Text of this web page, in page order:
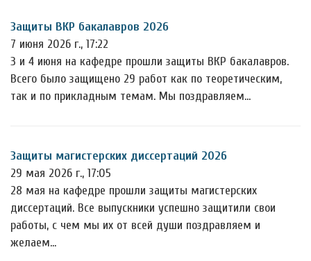
Защиты ВКР бакалавров 2026
7 июня 2026 г., 17:22
3 и 4 июня на кафедре прошли защиты ВКР бакалавров.
Всего было защищено 29 работ как по теоретическим,
так и по прикладным темам. Мы поздравляем…
Защиты магистерских диссертаций 2026
29 мая 2026 г., 17:05
28 мая на кафедре прошли защиты магистерских
диссертаций. Все выпускники успешно защитили свои
работы, с чем мы их от всей души поздравляем и
желаем…